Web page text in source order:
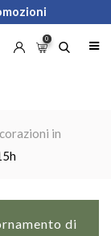
0
in
di